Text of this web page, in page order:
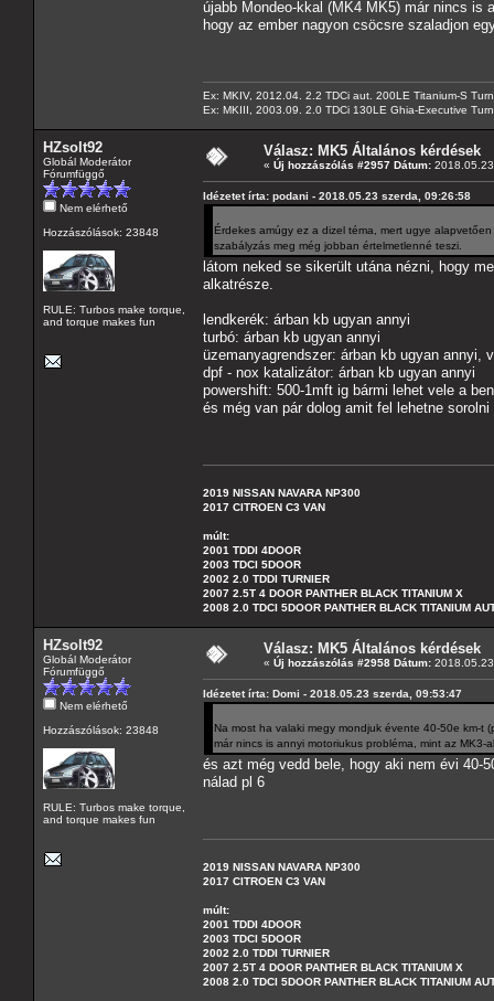
újabb Mondeo-kkal (MK4 MK5) már nincs is
hogy az ember nagyon csöcsre szaladjon
Ex: MKIV, 2012.04. 2.2 TDCi aut. 200LE Titanium-S
Ex: MKIII, 2003.09. 2.0 TDCi 130LE Ghia-Executive
HZsolt92
Globál Moderátor
Fórumfüggő
Nem elérhető
Hozzászólások: 23848
RULE: Turbos make torque,
and torque makes fun
Válasz: MK5 Általános kérdések
« Új hozzászólás #2957 Dátum:
Idézetet írta: podani - 2018.05.23 szerda, 09:26:58
Érdekes amúgy ez a dizel téma, mert ugye
szabályzás meg még jobban értelmetlenné teszi.
látom neked se sikerült utána nézni, hogy
alkatrésze.
lendkerék: árban kb ugyan annyi
turbó: árban kb ugyan annyi
üzemanyagrendszer: árban kb ugyan annyi,
dpf - nox katalizátor: árban kb ugyan annyi
powershift: 500-1mft ig bármi lehet vele a
és még van pár dolog amit fel lehetne sorolni
2019 NISSAN NAVARA NP300
2017 CITROEN C3 VAN
múlt:
2001 TDDI 4DOOR
2003 TDCI 5DOOR
2002 2.0 TDDI TURNIER
2007 2.5T 4 DOOR PANTHER BLACK TITANIUM X
2008 2.0 TDCI 5DOOR PANTHER BLACK TITANIUM
HZsolt92
Globál Moderátor
Fórumfüggő
Nem elérhető
Hozzászólások: 23848
RULE: Turbos make torque,
and torque makes fun
Válasz: MK5 Általános kérdések
« Új hozzászólás #2958 Dátum:
Idézetet írta: Domi - 2018.05.23 szerda, 09:53:47
Na most ha valaki megy mondjuk évente 40-50e km-t
már nincs is annyi motoriukus probléma, mint az
és azt még vedd bele, hogy aki nem évi 40-
nálad pl 6
2019 NISSAN NAVARA NP300
2017 CITROEN C3 VAN
múlt:
2001 TDDI 4DOOR
2003 TDCI 5DOOR
2002 2.0 TDDI TURNIER
2007 2.5T 4 DOOR PANTHER BLACK TITANIUM X
2008 2.0 TDCI 5DOOR PANTHER BLACK TITANIUM